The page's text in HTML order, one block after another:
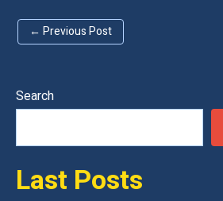
v
h
f
← Previous Post
Search
Last Posts